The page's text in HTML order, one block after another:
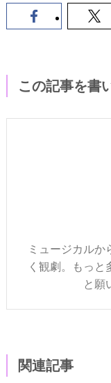
この記事を書
ミュージカル
く観劇。もっと
と願
関連記事